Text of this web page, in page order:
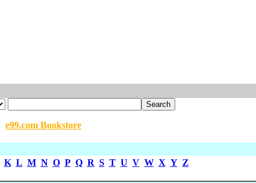
e99.com Bookstore
K L M N O P Q R S T U V W X Y Z